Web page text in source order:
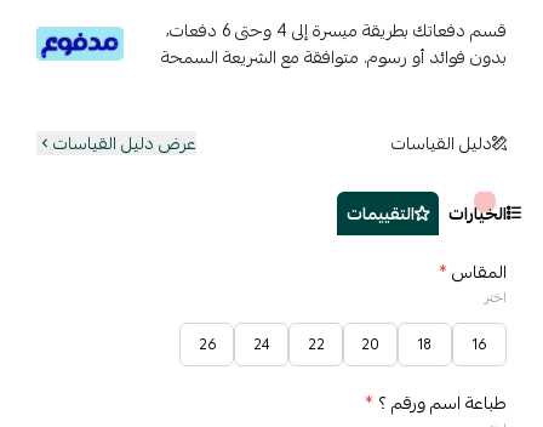
قسم دفعاتك بطريقة ميسرة إلى 4 وحتى 6 دفعات،
بدون فوائد أو رسوم. متوافقة مع الشريعة السمحة
دليل القياسات عرض دليل القياسات
الخيارات
التقييمات
المقاس*
اختر
16
18
20
22
24
26
طباعة اسم ورقم ؟ *